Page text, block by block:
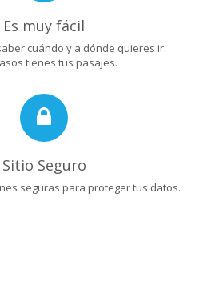
Es muy fácil
cuándo y a dónde quieres ir.
tienes tus pasajes.
Sitio Seguro
seguras para proteger tus datos.